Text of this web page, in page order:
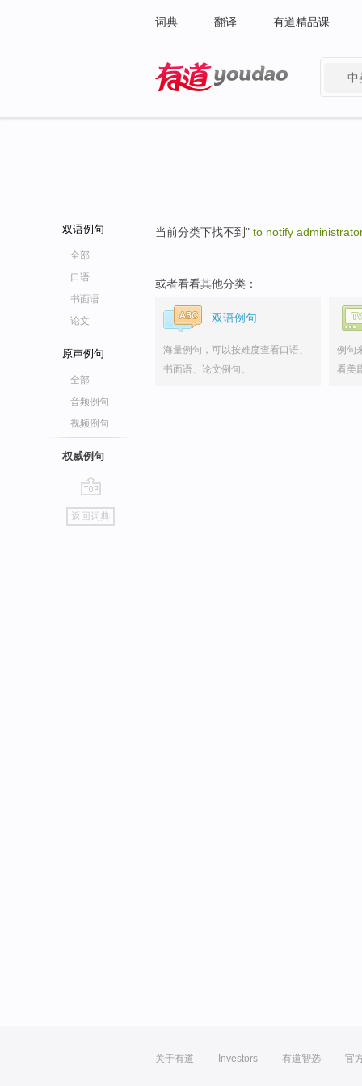
词典 翻译 有道精品课
中
双语例句
全部
口语
书面语
论文
原声例句
全部
音频例句
视频例句
权威例句
go
top
返回词典
当前分类下找不到" to notify
或者看看其他分类：
双语例句
海量例句，可以按难度查看口语、
书面语、论文例句。
例句
看美
关于有道 Investors 有道智选 官